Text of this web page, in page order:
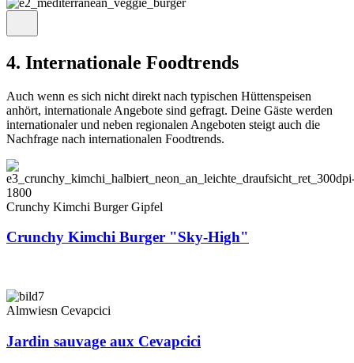
4. Interna­tionale Food­trends
Auch wenn es sich nicht direkt nach typischen Hüttenspeisen
anhört, internationale Angebote sind gefragt. Deine Gäste werden
internationaler und neben regionalen Angeboten steigt auch die
Nachfrage nach internationalen Foodtrends.
Crunchy Kimchi Burger Gipfel
Crunchy Kimchi Burger "Sky-High"
Almwiesn Cevapcici
Jardin sauvage aux Cevapcici